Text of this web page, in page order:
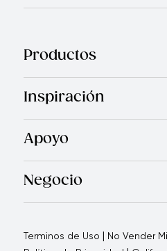
Productos
Mas VendidosCocina
Inspiración
RecetasBlogRoyal TV
Apoyo
ContáctanosQuienes
Negocio
Por qué elegirnosCómo te
Terminos de Uso | No Vender